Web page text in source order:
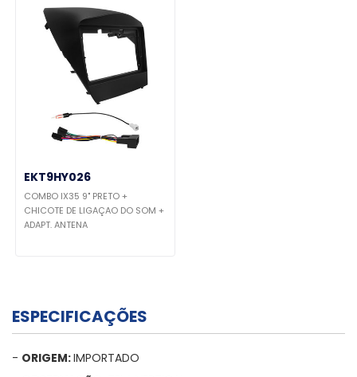
EKT9HY026
COMBO IX35 9" PRETO +
CHICOTE DE LIGAÇAO DO SOM +
ADAPT. ANTENA
ESPECIFICAÇÕES
- ORIGEM:IMPORTADO